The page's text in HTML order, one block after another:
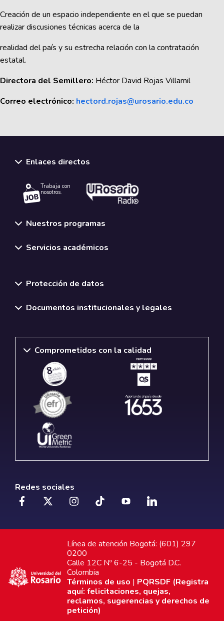
Creación de un espacio independiente en el que se puedan
realizar discusiones técnicas acerca de la
realidad del país y su estrecha relación con la contratación
estatal.
Directora del Semillero: Héctor David Rojas Villamil
Correo electrónico: hectord.rojas@urosario.edu.co
Enlaces directos
Trabaja con
nosotros.
Nuestros programas
Servicios académicos
Protección de datos
Documentos institucionales y legales
Comprometidos con la calidad
Redes sociales
Línea de atención Bogotá: (601) 297
0200
Calle 12C Nº 6-25 - Bogotá D.C.
Colombia
Términos de uso | PQRSDF (Registra
aquí: felicitaciones, quejas,
reclamos, sugerencias y derechos de
petición)